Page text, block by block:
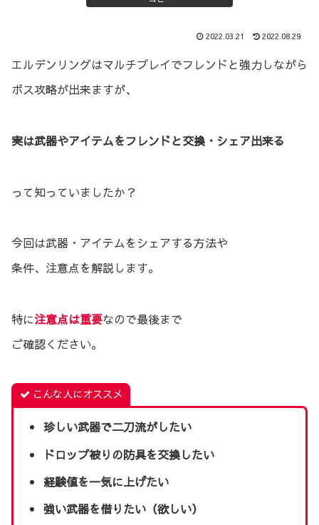
2022.03.21 2022.08.29
エルデンリングはマルチプレイでフレンドと強力しながら
ボス攻略が出来ますが、
実は武器やアイテムをフレンドと交換・シェア出来る
って知っていましたか？
今回は武器・アイテムをシェアする方法や
条件、注意点を解説します。
特に注意点は重要なので最後まで
ご確認ください。
こんな人にオススメ
珍しい武器で二刀流がしたい
ドロップ被りの防具を交換したい
経験値を一気に上げたい
強い武器を借りたい（欲しい）